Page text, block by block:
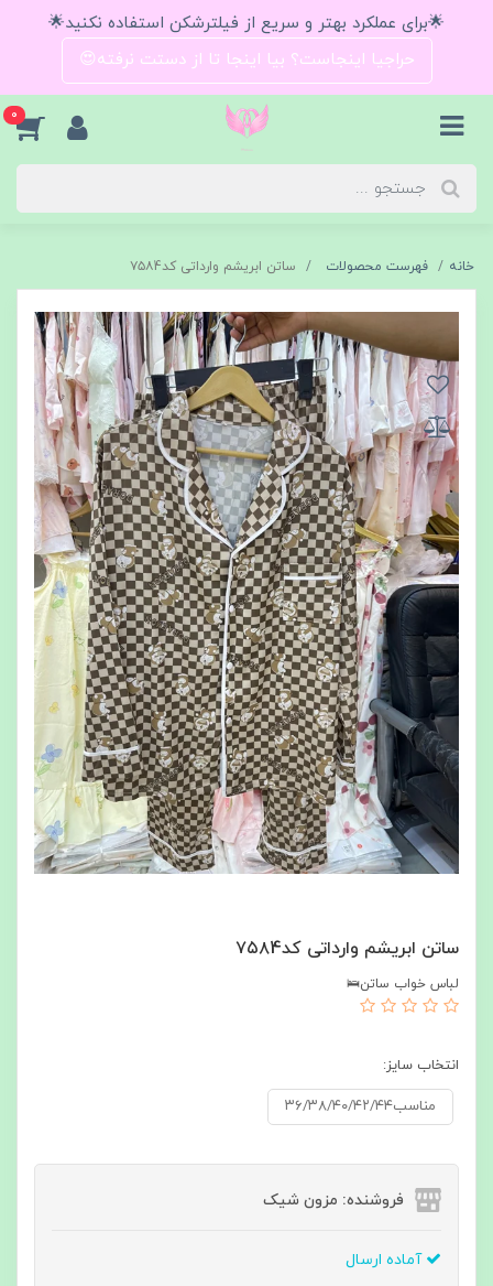
🌟برای عملکرد بهتر و سریع از فیلترشکن استفاده نکنید🌟
حراجیا اینجاست؟ بیا اینجا تا از دستت نرفته😍
0
خانه فهرست محصولات ساتن ابریشم وارداتی کد۷۵۸4
ساتن ابریشم وارداتی کد۷۵۸4
لباس خواب ساتن🛌
انتخاب سایز:
مناسب۳۶/۳۸/۴۰/۴۲/۴۴
فروشنده: مزون شیک
آماده ارسال